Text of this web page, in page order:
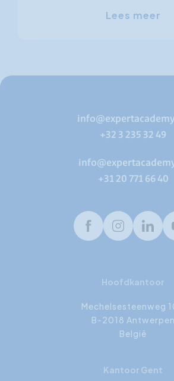
Lees meer
+32 3 235 32 49
+31 20 771 66 40
FacebookInstagram
Hoofdkantoor
Mechelsesteenweg
B-2018 Antwerpen
België
Kantoor Gent